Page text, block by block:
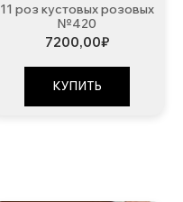
11 роз кустовых розовых
№420
7200,00₽
КУПИТЬ